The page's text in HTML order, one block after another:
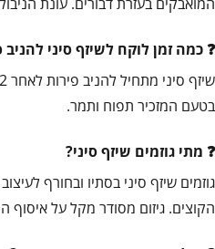
כמה זמן לוקח לשיזף סיני להניב
בטעם המזכיר תפוח ותמר.
מתי גוזמים שיזף סיני?
גוזמים שיזף סיני בסתיו ובחורף
הקוצים. גיזום מסודר מקל על איסוף